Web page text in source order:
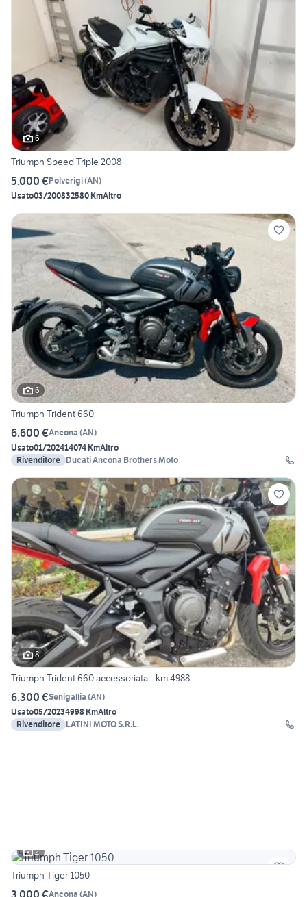
6
Triumph Speed Triple 2008
5.000 €Polverigi(AN)
Usato03/200832580 KmAltro
6
Triumph Trident 660
6.600 €Ancona (AN)
Usato01/202414074 KmAltro
Rivenditore Ducati Ancona Brothers Moto
8
Triumph Trident 660 accessoriata - km 4988 -
6.300 €Senigallia (AN)
Usato05/20234998 KmAltro
Rivenditore LATINI MOTO S.R.L.
2
Triumph Tiger 1050
3.000 €Ancona (AN)